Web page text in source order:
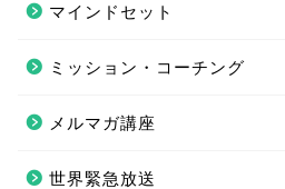
マインドセット
ミッション・コーチング
メルマガ講座
世界緊急放送